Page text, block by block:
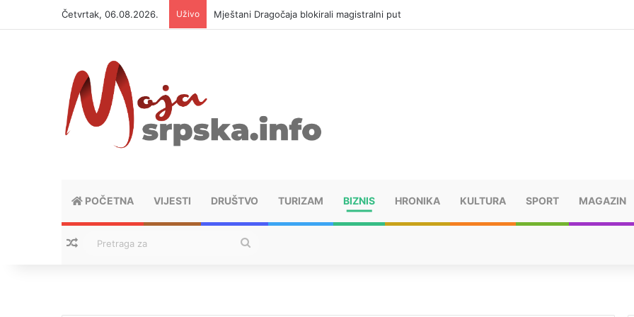
Četvrtak, 06.08.2026. Uživo Helikopter ponovo gasi vatru u selima kod Trebinja
POČETNA VIJESTI DRUŠTVO TURIZAM BIZNIS HRONIKA KULTURA SPORT MAGAZIN
Nasumični tekstovi